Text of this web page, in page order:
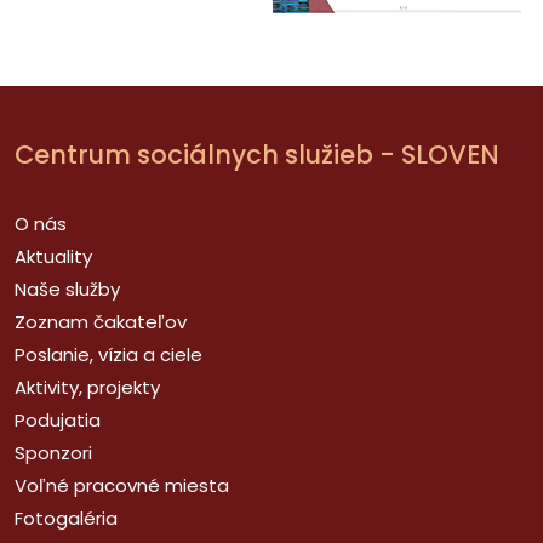
Centrum sociálnych služieb - SLOVEN
O nás
Aktuality
Naše služby
Zoznam čakateľov
Poslanie, vízia a ciele
Aktivity, projekty
Podujatia
Sponzori
Voľné pracovné miesta
Fotogaléria